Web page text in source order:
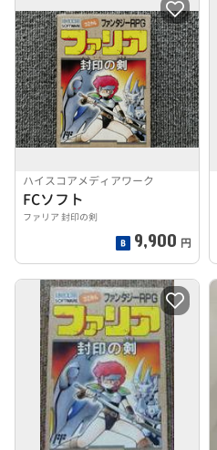
ハイスコアメディアワーク
FCソフト
ファリア 封印の剣
9,900 円